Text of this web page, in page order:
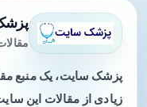
پزشک سایت، یک منبع
زیادی از مقالات این